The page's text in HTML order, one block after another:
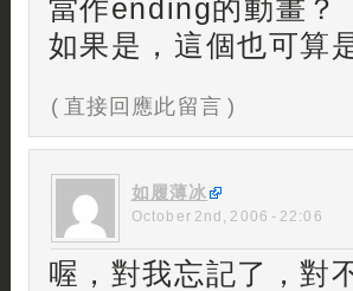
當作ending的動畫？
如果是，這個也可算
( 直接回應此留言 )
如履薄冰
October 2nd, 2006 - 22:06
喔，對我忘記了，對